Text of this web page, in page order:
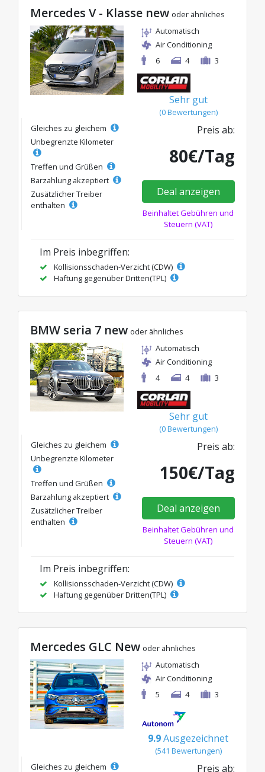
Mercedes V - Klasse new oder ähnliches
Automatisch
Air Conditioning
6
4 3
Sehr gut
(0 Bewertungen)
Gleiches zu gleichem
Unbegrenzte Kilometer
Treffen und Grüßen
Barzahlung akzeptiert
Zusätzlicher Treiber
enthalten
Preis ab:
80€/Tag
Deal anzeigen
Beinhaltet Gebühren und
Steuern (VAT)
Im Preis inbegriffen:
Kollisionsschaden-Verzicht (CDW)
Haftung gegenüber Dritten(TPL)
BMW seria 7 new oder ähnliches
Automatisch
Air Conditioning
4
4 3
Sehr gut
(0 Bewertungen)
Gleiches zu gleichem
Unbegrenzte Kilometer
Treffen und Grüßen
Barzahlung akzeptiert
Zusätzlicher Treiber
enthalten
Preis ab:
150€/Tag
Deal anzeigen
Beinhaltet Gebühren und
Steuern (VAT)
Im Preis inbegriffen:
Kollisionsschaden-Verzicht (CDW)
Haftung gegenüber Dritten(TPL)
Mercedes GLC New oder ähnliches
Automatisch
Air Conditioning
5
4 3
9.9Ausgezeichnet
(541 Bewertungen)
Gleiches zu gleichem
Preis ab: